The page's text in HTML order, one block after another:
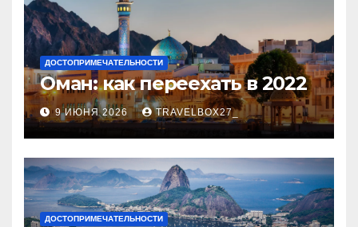
ДОСТОПРИМЕЧАТЕЛЬНОСТИ
Оман: как переехать в 2022
9 ИЮНЯ 2026 TRAVELBOX27_
ДОСТОПРИМЕЧАТЕЛЬНОСТИ